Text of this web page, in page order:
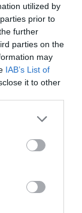
utilized by
prior to
further
parties on the
may
IAB’s List of
it to other